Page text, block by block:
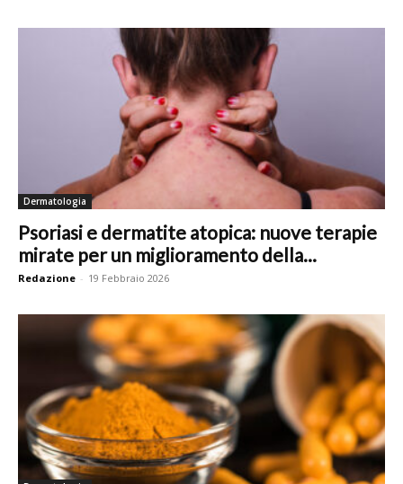
Dermatologia
Psoriasi e dermatite atopica: nuove terapie
mirate per un miglioramento della...
Redazione - 19 Febbraio 2026